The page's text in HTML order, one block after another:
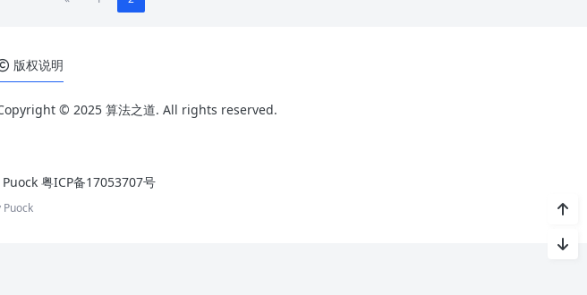
版权说明
© 2025 算法之道. All rights reserved.
粤ICP备17053707号
Puock